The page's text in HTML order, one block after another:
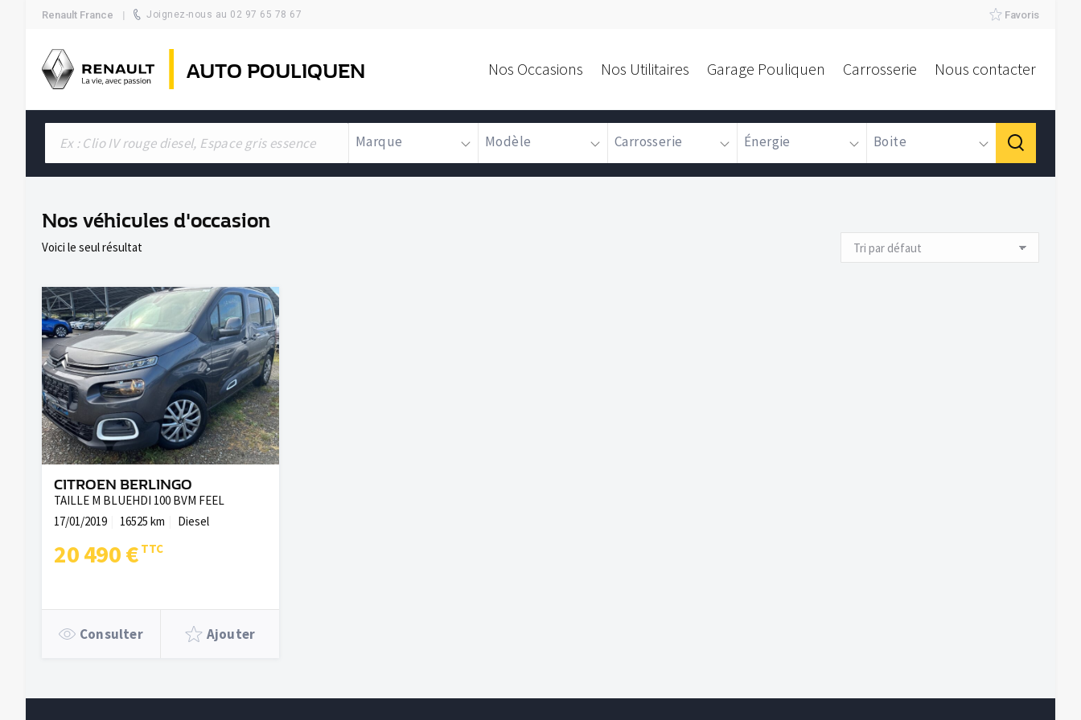
Renault France Joignez-nous au 02 97 65 78 67 Favoris
AUTO POULIQUEN Nos Occasions Nos Utilitaires Garage Pouliquen Carrosserie Nous contacter
Marque Modèle Carrosserie Énergie Boite
Nos véhicules d'occasion
Voici le seul résultat
CITROEN BERLINGO
TAILLE M BLUEHDI 100 BVM FEEL
17/01/2019
16525 km Diesel
20 490 €
Consulter Ajouter